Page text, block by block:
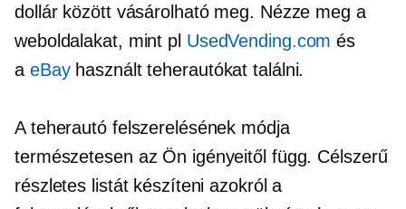
dollár között vásárolható meg. Nézze meg a
weboldalakat, mint pl UsedVending.com és
a eBayhasznált teherautókat találni.
A teherautó felszerelésének módja
természetesen az Ön igényeitől függ. Célszerű
részletes listát készíteni azokról a